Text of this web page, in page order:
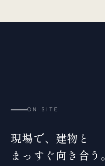
ON SITE
現場で、建物と
まっすぐ向き合う。